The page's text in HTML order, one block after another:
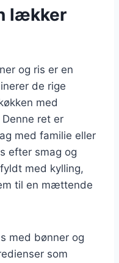
lækker
og ris er en
de rige
med
ret er
med familie eller
efter smag og
med kylling,
til en mættende
med bønner og
som